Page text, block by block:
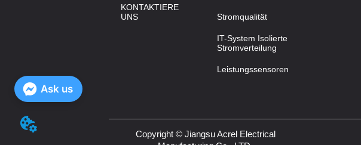
KONTAKTIERE
UNS
Stromqualität
IT-System Isolierte
Stromverteilung
Leistungssensoren
Copyright © Jiangsu Acrel Electrical
Ask us